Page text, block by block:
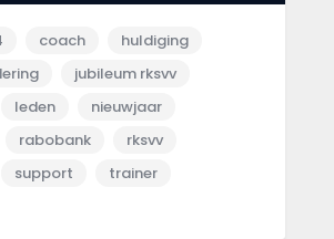
coach
huldiging
jubileum rksvv
leden
nieuwjaar
rabobank
rksvv
support
trainer